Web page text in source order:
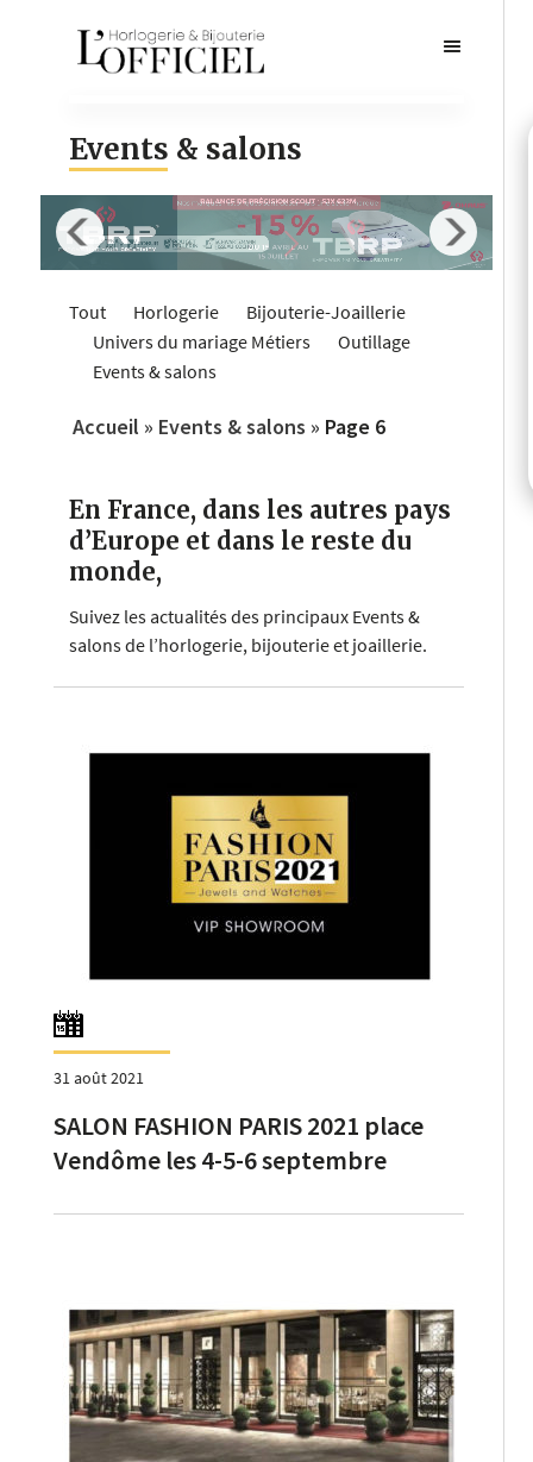
Events & salons
Tout Horlogerie
Bijouterie-Joaillerie
Univers du mariage Métiers
Outillage
Events & salons
Accueil » Events & salons » Page 6
En France, dans les autres pays
d’Europe et dans le reste du
monde,
Suivez les actualités des principaux Events &
salons de l’horlogerie, bijouterie et joaillerie.
31 août 2021
SALON FASHION PARIS 2021 place
Vendôme les 4-5-6 septembre